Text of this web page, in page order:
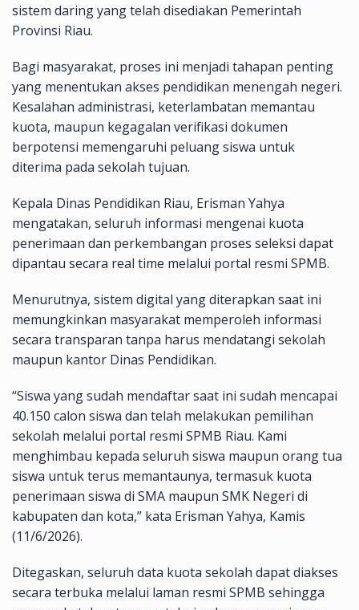
sistem daring yang telah disediakan Pemerintah
Provinsi Riau.
Bagi masyarakat, proses ini menjadi tahapan penting
yang menentukan akses pendidikan menengah negeri.
Kesalahan administrasi, keterlambatan memantau
kuota, maupun kegagalan verifikasi dokumen
berpotensi memengaruhi peluang siswa untuk
diterima pada sekolah tujuan.
Kepala Dinas Pendidikan Riau, Erisman Yahya
mengatakan, seluruh informasi mengenai kuota
penerimaan dan perkembangan proses seleksi dapat
dipantau secara real time melalui portal resmi SPMB.
Menurutnya, sistem digital yang diterapkan saat ini
memungkinkan masyarakat memperoleh informasi
secara transparan tanpa harus mendatangi sekolah
maupun kantor Dinas Pendidikan.
“Siswa yang sudah mendaftar saat ini sudah mencapai
40.150 calon siswa dan telah melakukan pemilihan
sekolah melalui portal resmi SPMB Riau. Kami
menghimbau kepada seluruh siswa maupun orang tua
siswa untuk terus memantaunya, termasuk kuota
penerimaan siswa di SMA maupun SMK Negeri di
kabupaten dan kota,” kata Erisman Yahya, Kamis
(11/6/2026).
Ditegaskan, seluruh data kuota sekolah dapat diakses
secara terbuka melalui laman resmi SPMB sehingga